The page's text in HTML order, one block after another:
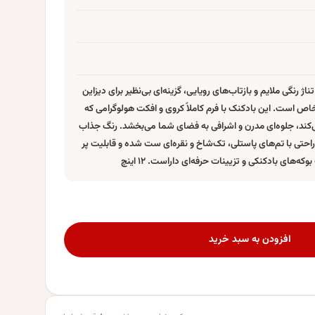
رنگی ملایم و بازتاب‌های رویایی، گزینه‌ای بی‌نظیر برای دیزاین
است. این بادکنک با فرم کاملاً کروی و افکت هولوگرامی که
جلوه‌ای مدرن و اشرافی به فضای شما می‌بخشد. رنگ جذاب
با تم‌های پاستلی، تک‌شاخ و نقره‌ای ست شده و قابلیت پر
بادکنکی و تزیینات حرفه‌ای داراست. ۱۲ اینچ
افزودن به سبد خرید